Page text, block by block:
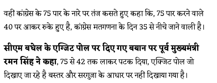
वहीं कांग्रेस के 75 पार के नारे पर तंज कसते हुए कहा कि, 75 पार करने वाले
40 पर आकर रुके हुए है, कांग्रेस मतगणना के दिन 35 से नीचे जाने वाली है।
सीएम बघेल के एग्जिट पोल पर दिए गए बयान पर पूर्व मुख्यमंत्री
रमन सिंह ने कहा, 75 से 42 तक लाकर पटक दिया, एक्जिट पोल जो
दिखाए जा रहे है बस्तर और सरगुजा के आधार पर नहीं दिखाया गया है।